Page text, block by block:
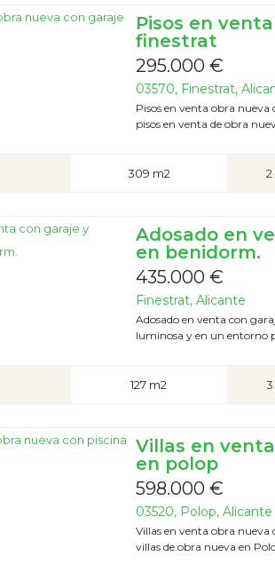
Pisos en
finestrat
295.000 €
03570, Finestrat,
Pisos en venta obra nueva
pisos en venta de obra
309 m2
Adosado en
en benidorm.
435.000 €
Finestrat, Alicante
Adosado en venta con
luminosa y en un entorno
127 m2
Villas en
en polop
598.000 €
03520, Polop, Alicante
Villas en venta obra nueva
villas de obra nueva en